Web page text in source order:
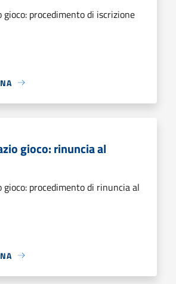
gioco: procedimento di iscrizione
gioco: rinuncia al
gioco: procedimento di rinuncia al